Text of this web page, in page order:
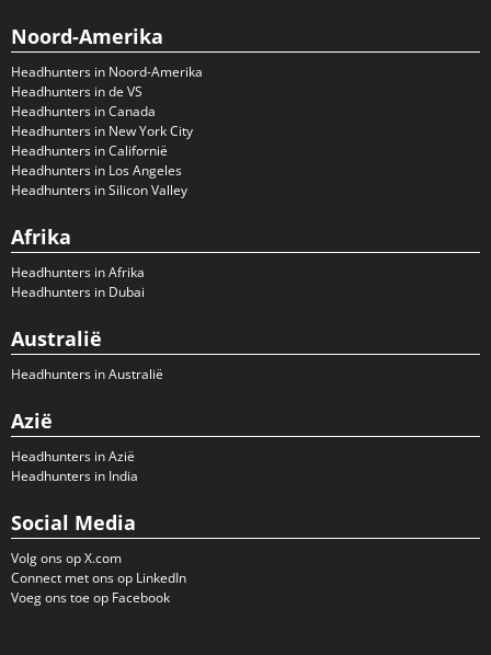
Noord-Amerika
Headhunters in Noord-Amerika
Headhunters in de VS
Headhunters in Canada
Headhunters in New York City
Headhunters in Californië
Headhunters in Los Angeles
Headhunters in Silicon Valley
Afrika
Headhunters in Afrika
Headhunters in Dubai
Australië
Headhunters in Australië
Azië
Headhunters in Azië
Headhunters in India
Social Media
Volg ons op X.com
Connect met ons op LinkedIn
Voeg ons toe op Facebook